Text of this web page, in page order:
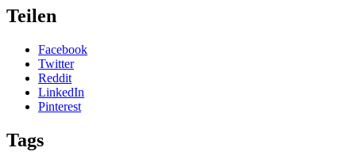
Teilen
Facebook
Twitter
Reddit
LinkedIn
Pinterest
Tags